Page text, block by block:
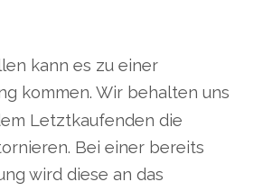
kann es zu einer
kommen. Wir behalten uns
Letztkaufenden die
Bei einer bereits
wird diese an das